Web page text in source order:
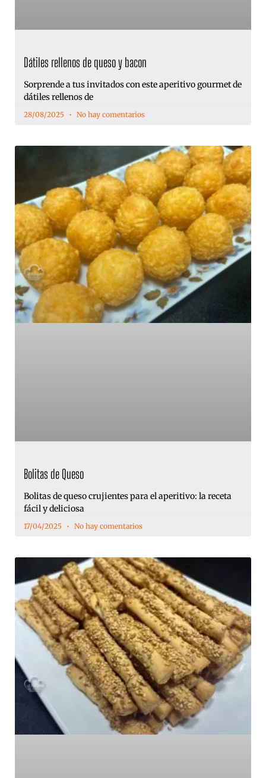
Dátiles rellenos de queso y bacon
Sorprende a tus invitados con este aperitivo gourmet de
dátiles rellenos de
28/08/2025 No hay comentarios
Bolitas de Queso
Bolitas de queso crujientes para el aperitivo: la receta
fácil y deliciosa
17/04/2025 No hay comentarios